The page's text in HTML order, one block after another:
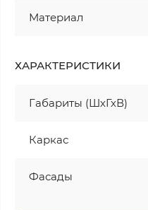
Материал
ХАРАКТЕРИСТИКИ
Габариты (ШхГхВ)
Каркас
Фасады